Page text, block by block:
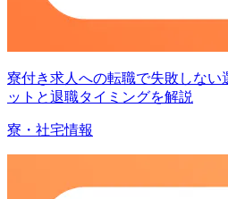
寮付き求人への転職で失敗しない
ットと退職タイミングを解説
寮・社宅情報